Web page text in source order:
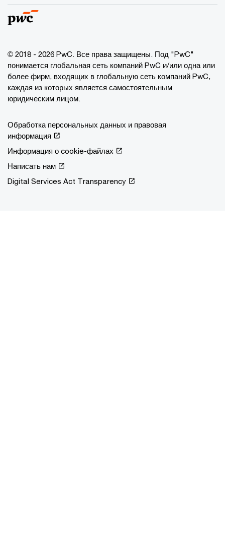
© 2018 - 2026 PwC. Все права защищены. Под "PwC"
понимается глобальная сеть компаний PwC и/или одна или
более фирм, входящих в глобальную сеть компаний PwC,
каждая из которых является самостоятельным
юридическим лицом.
Обработка персональных данных и правовая
информация
Информация о cookie-файлах
Написать нам
Digital Services Act Transparency